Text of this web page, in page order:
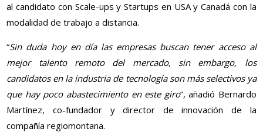
al candidato con Scale-ups y Startups en USA y Canadá con la
modalidad de trabajo a distancia.
“Sin duda hoy en día las empresas buscan tener acceso al
mejor talento remoto del mercado, sin embargo, los
candidatos en la industria de tecnología son más selectivos ya
que hay poco abastecimiento en este giro”, añadió Bernardo
Martínez, co-fundador y director de innovación de la
compañía regiomontana.